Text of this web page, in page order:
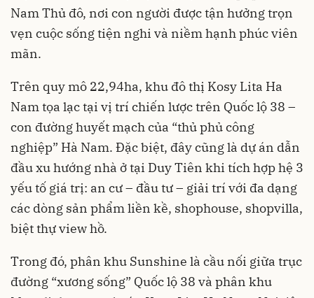
Nam Thủ đô, nơi con người được tận hưởng trọn
vẹn cuộc sống tiện nghi và niềm hạnh phúc viên
mãn.
Trên quy mô 22,94ha, khu đô thị Kosy Lita Ha
Nam tọa lạc tại vị trí chiến lược trên Quốc lộ 38 –
con đường huyết mạch của “thủ phủ công
nghiệp” Hà Nam. Đặc biệt, đây cũng là dự án dẫn
đầu xu hướng nhà ở tại Duy Tiên khi tích hợp hệ 3
yếu tố giá trị: an cư – đầu tư – giải trí với đa dạng
các dòng sản phẩm liền kề, shophouse, shopvilla,
biệt thự view hồ.
Trong đó, phân khu Sunshine là cầu nối giữa trục
đường “xương sống” Quốc lộ 38 và phân khu